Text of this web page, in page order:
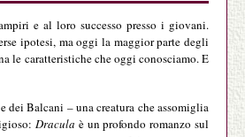
e al loro successo presso i giovani.
ipotesi, ma oggi la maggior parte degli
le caratteristiche che oggi conosciamo. E
dei Balcani – una creatura che assomiglia
Dracula è un profondo romanzo sul